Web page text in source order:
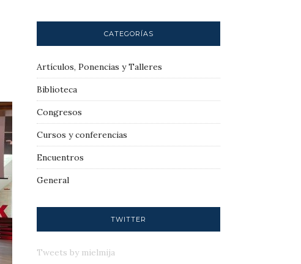
CATEGORÍAS
Artículos, Ponencias y Talleres
Biblioteca
Congresos
Cursos y conferencias
Encuentros
General
TWITTER
Tweets by mielmija